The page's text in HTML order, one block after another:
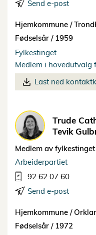
Send e-post
Hjemkommune /
Fødselsår / 1959
Fylkestinget
Medlem i hovedutvalg
Last ned
Trude
Tevik
Medlem av fylkestinget
Arbeiderpartiet
92 62 07 60
Send e-post
Hjemkommune /
Fødselsår / 1972